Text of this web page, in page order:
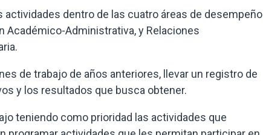
dentro de las cuatro áreas de desempeño
Académico-Administrativa, y Relaciones
de trabajo de años anteriores, llevar un registro de
y los resultados que busca obtener.
teniendo como prioridad las actividades que